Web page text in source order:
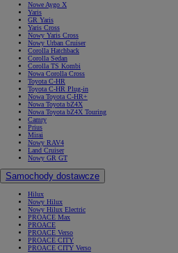
Nowe Aygo X
Yaris
GR Yaris
Yaris Cross
Nowy Yaris Cross
Nowy Urban Cruiser
Corolla Hatchback
Corolla Sedan
Corolla TS Kombi
Nowa Corolla Cross
Toyota C-HR
Toyota C-HR Plug-in
Nowa Toyota C-HR+
Nowa Toyota bZ4X
Nowa Toyota bZ4X Touring
Camry
Prius
Mirai
Nowy RAV4
Land Cruiser
Nowy GR GT
Samochody dostawcze
Hilux
Nowy Hilux
Nowy Hilux Electric
PROACE Max
PROACE
PROACE Verso
PROACE CITY
PROACE CITY Verso